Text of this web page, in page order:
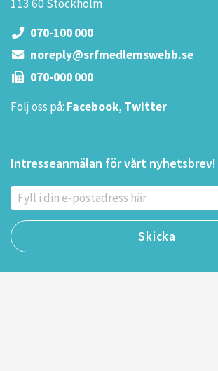
113 60 Stockholm
070-100 000
noreply@srfmedlemswebb.se
070-000 000
Följ oss på: Facebook, Twitter
Intresseanmälan för vårt nyhetsbrev!